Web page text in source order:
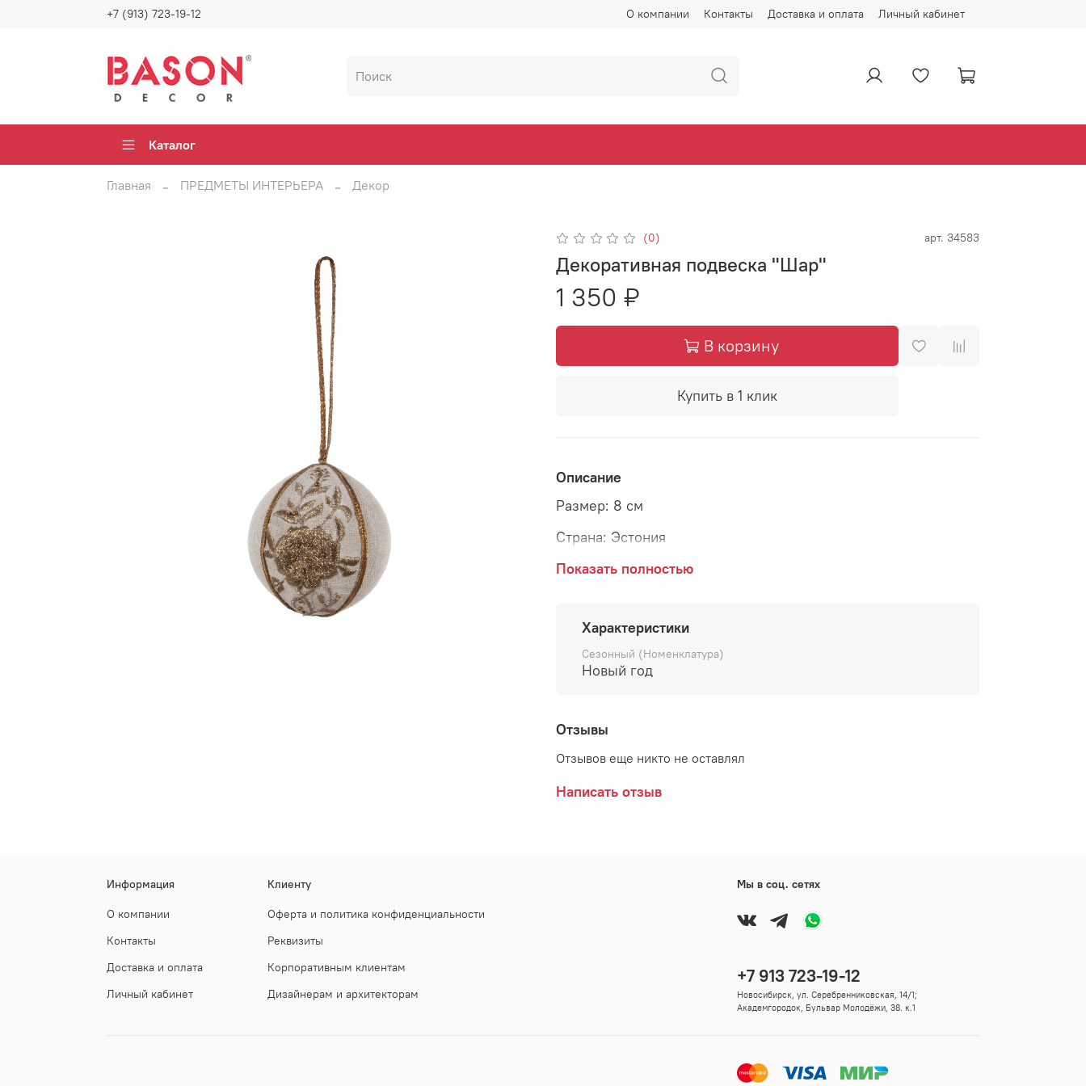
О компании Контакты Доставка и оплата Личный кабинет
+7 (913) 723-19-12
Каталог
Главная ПРЕДМЕТЫ ИНТЕРЬЕРА Декор
(0) арт. 34583
Декоративная подвеска "Шар"
1 350 ₽
В корзину
Купить в 1 клик
Описание
Размер: 8 см
Страна: Эстония
узором. Елочный шар создаст особенную атмосферу тепла и
радости в вашем доме, напомнит о заветных моментах
детства, когда мы с нетерпением открывали коробку с
новогодними игрушками...
Показать полностью
Характеристики
Сезонный (Номенклатура)
Новый год
Отзывы
Отзывов еще никто не оставлял
Написать отзыв
Информация
О компании
Контакты
Доставка и оплата
Личный кабинет
Клиенту
Оферта и политика конфиденциальности
Реквизиты
Корпоративным клиентам
Дизайнерам и архитекторам
Мы в соц. сетях
+7 913 723-19-12
Новосибирск, ул. Серебренниковская, 14/1;
Академгородок, Бульвар Молодёжи, 38. к.1